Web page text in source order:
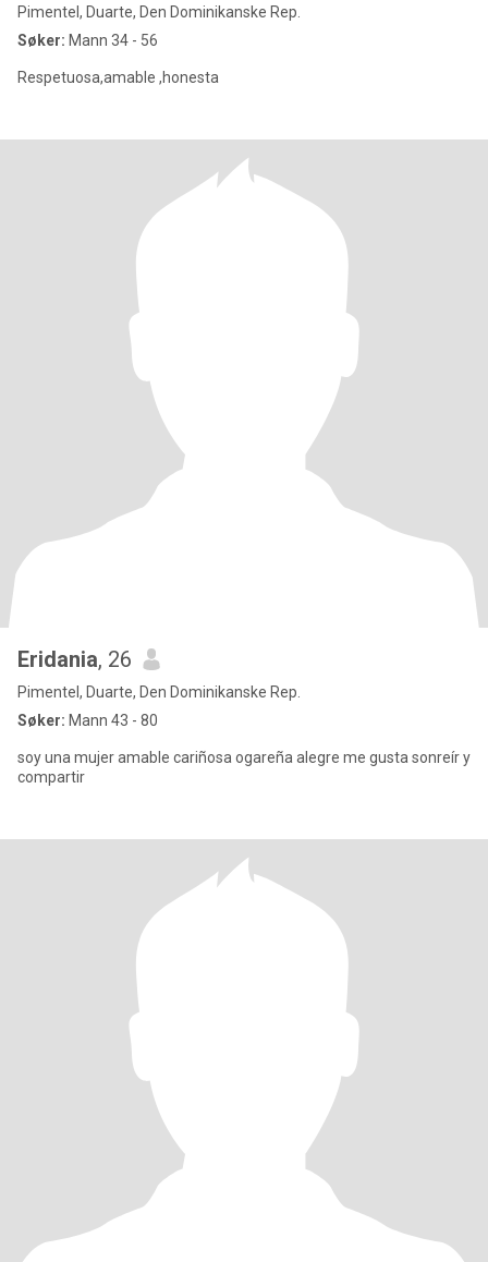
Pimentel, Duarte, Den Dominikanske Rep.
Søker: Mann 34 - 56
Respetuosa,amable ,honesta
Eridania, 26
Pimentel, Duarte, Den Dominikanske Rep.
Søker: Mann 43 - 80
soy una mujer amable cariñosa ogareña alegre me gusta sonreír y
compartir